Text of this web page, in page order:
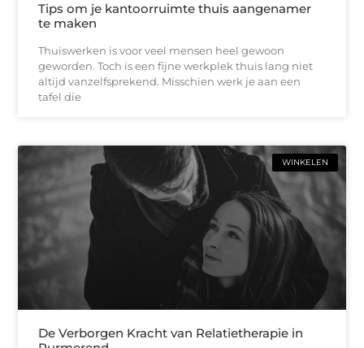
Tips om je kantoorruimte thuis aangenamer
te maken
Thuiswerken is voor veel mensen heel gewoon
geworden. Toch is een fijne werkplek thuis lang niet
altijd vanzelfsprekend. Misschien werk je aan een
tafel die
WINKELEN
De Verborgen Kracht van Relatietherapie in